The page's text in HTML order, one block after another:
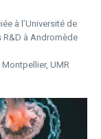
à l’Université de
R&D à Andromède
UMR